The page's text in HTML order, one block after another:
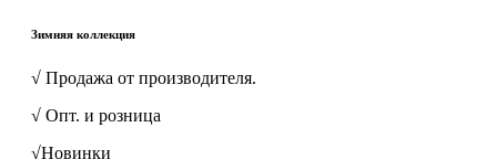
Зимняя коллекция
√ Продажа от производителя.
√ Опт. и розница
√Новинки